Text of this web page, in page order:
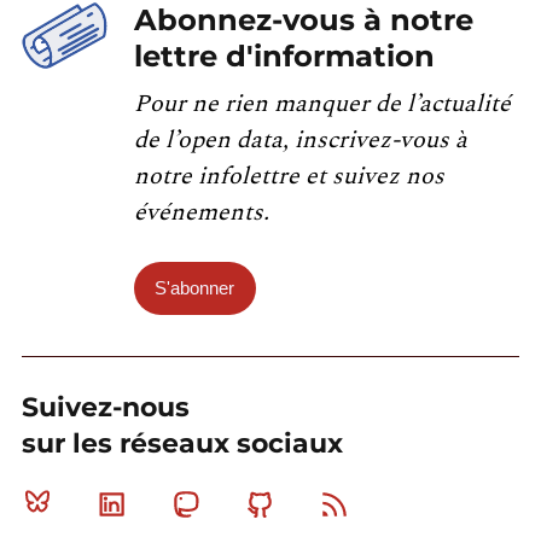
Abonnez-vous à notre
lettre d'information
Pour ne rien manquer de l’actualité
de l’open data, inscrivez-vous à
notre infolettre et suivez nos
événements.
S'abonner
Suivez-nous
sur les réseaux sociaux
Bluesky Linkedin MastodonGithub